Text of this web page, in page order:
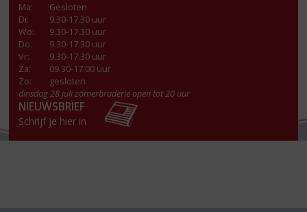
Ma:
Gesloten
Di:
9.30-17.30 uur
Wo:
9.30-17.30 uur
Do:
9.30-17.30 uur
Vr:
9.30-17.30 uur
Za:
09.30-17.00 uur
Zo:
gesloten
dinsdag 28 juli zomerbraderie open tot 20 uur
NIEUWSBRIEF
Schrijf je hier in